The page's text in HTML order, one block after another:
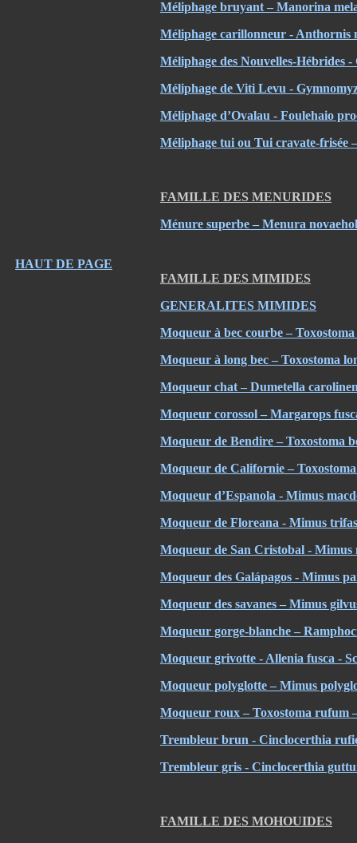
Méliphage bruyant – Manorina
Méliphage carillonneur - Anthornis
Méliphage des Nouvelles-Hébrides
Méliphage de Viti Levu -
Méliphage d’Ovalau - Foulehaio
Méliphage tui ou Tui cravate-frisée
FAMILLE DES MENURIDES
Ménure superbe – Menura
FAMILLE DES MIMIDES
GENERALITES MIMIDES
Moqueur à bec courbe –
Moqueur à long bec – Toxostoma
Moqueur chat – Dumetella
Moqueur corossol – Margarops
Moqueur de Bendire – Toxostoma
Moqueur de Californie –
Moqueur d’Espanola - Mimus
Moqueur de Floreana - Mimus
Moqueur de San Cristobal -
Moqueur des Galápagos - Mimus
Moqueur des savanes – Mimus
Moqueur gorge-blanche –
Moqueur grivotte - Allenia fusca -
Moqueur polyglotte – Mimus
Moqueur roux – Toxostoma rufum
Trembleur brun - Cinclocerthia
Trembleur gris - Cinclocerthia
FAMILLE DES MOHOUIDES
HAUT DE PAGE